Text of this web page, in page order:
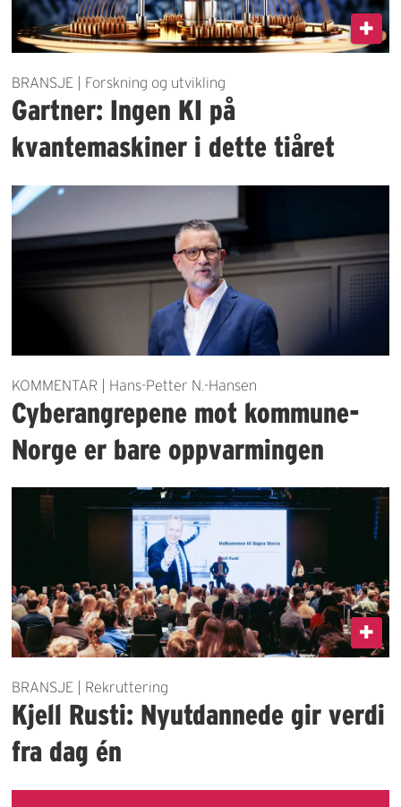
BRANSJE | Forskning og utvikling
Gartner: Ingen KI på
kvantemaskiner i dette tiåret
KOMMENTAR | Hans-Petter N.-Hansen
Cyberangrepene mot kommune-
Norge er bare oppvarmingen
BRANSJE | Rekruttering
Kjell Rusti: Nyutdannede gir verdi
fra dag én